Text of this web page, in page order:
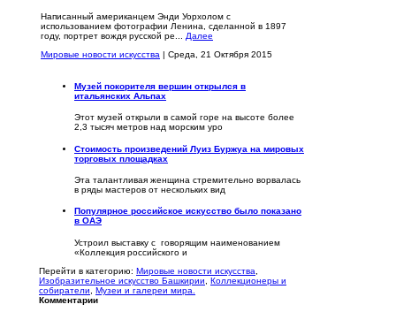
Написанный американцем Энди Уорхолом с
использованием фотографии Ленина, сделанной в 1897
году, портрет вождя русской ре... Далее
Мировые новости искусства | Среда, 21 Октября 2015
Музей покорителя вершин открылся в
итальянских Альпах
Этот музей открыли в самой горе на высоте более
2,3 тысяч метров над морским уро
Стоимость произведений Луиз Буржуа на мировых
торговых площадках
Эта талантливая женщина стремительно ворвалась
в ряды мастеров от нескольких вид
Популярное российское искусство было показано
в ОАЭ
Устроил выставку с говорящим наименованием
«Коллекция российского и
Перейти в категорию: Мировые новости искусства
Изобразительное искусство Башкирии
Коллекционеры и
собиратели
Музеи и галереи мира.
Комментарии